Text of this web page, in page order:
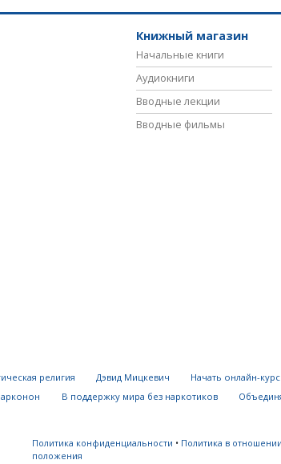
Книжный магазин
Начальные книги
Аудиокниги
Вводные лекции
Вводные фильмы
религия Дэвид Мицкевич Начать онлайн-курс
В поддержку мира без наркотиков
Политика конфиденциальности • Политика в
положения